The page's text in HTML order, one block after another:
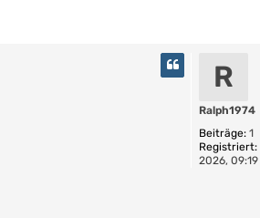
R
Ralph1974
Beiträge: 1
Registriert:
2026, 09:19